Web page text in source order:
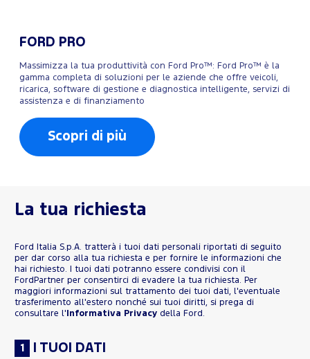
FORD PRO
Massimizza la tua produttività con Ford Pro™: Ford Pro™ è la
gamma completa di soluzioni per le aziende che offre veicoli,
ricarica, software di gestione e diagnostica intelligente, servizi di
assistenza e di finanziamento
Scopri di più
La tua richiesta
Ford Italia S.p.A. tratterà i tuoi dati personali riportati di seguito
per dar corso alla tua richiesta e per fornire le informazioni che
hai richiesto. I tuoi dati potranno essere condivisi con il
FordPartner per consentirci di evadere la tua richiesta. Per
maggiori informazioni sul trattamento dei tuoi dati, l'eventuale
trasferimento all'estero nonché sui tuoi diritti, si prega di
consultare l' Informativa Privacy della Ford.
I TUOI DATI